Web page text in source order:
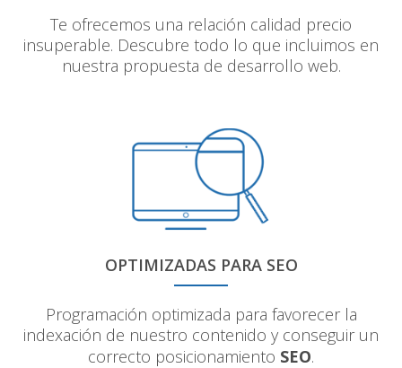
Te ofrecemos una relación calidad precio
insuperable. Descubre todo lo que incluimos en
nuestra propuesta de desarrollo web.
OPTIMIZADAS PARA SEO
Programación optimizada para favorecer la
indexación de nuestro contenido y conseguir un
correcto posicionamiento SEO.